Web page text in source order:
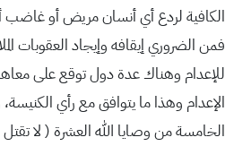
الكافية لردع أي أنسان مريض أو غاضب
فمن الضروري إيقافه وإيجاد العقوبات
للإعدام وهناك عدة دول توقع على
الإعدام وهذا ما يتوافق مع رأي
الخامسة من وصايا الله العشرة ( لا